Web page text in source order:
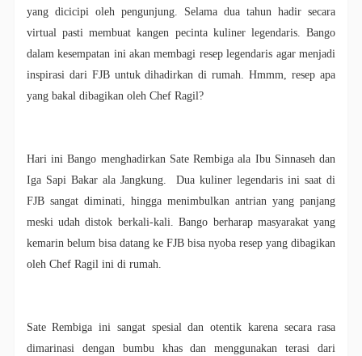
yang dicicipi oleh pengunjung. Selama dua tahun hadir secara
virtual pasti membuat kangen pecinta kuliner legendaris. Bango
dalam kesempatan ini akan membagi resep legendaris agar menjadi
inspirasi dari FJB untuk dihadirkan di rumah. Hmmm, resep apa
yang bakal dibagikan oleh Chef Ragil?
Hari ini Bango menghadirkan Sate Rembiga ala Ibu Sinnaseh dan
Iga Sapi Bakar ala Jangkung. Dua kuliner legendaris ini saat di
FJB sangat diminati, hingga menimbulkan antrian yang panjang
meski udah distok berkali-kali. Bango berharap masyarakat yang
kemarin belum bisa datang ke FJB bisa nyoba resep yang dibagikan
oleh Chef Ragil ini di rumah.
Sate Rembiga ini sangat spesial dan otentik karena secara rasa
dimarinasi dengan bumbu khas dan menggunakan terasi dari